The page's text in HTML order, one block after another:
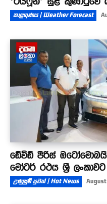
කාළගුණය | Weather Forecast
ඩේවිඩ් පීරිස්
මෝටර් රථය ශ්‍රී
උණුසුම් පුවත් | Hot News